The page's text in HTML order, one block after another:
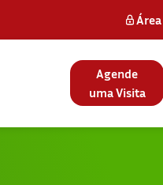
Agende
uma Visita